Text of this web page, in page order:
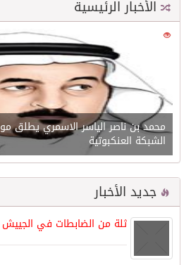
الأخبار الرئيسية
21548
محمد بن ناصر الياسر الاسمري
الشبكة العنكبوتية
جديد الأخبار
ثلة من الضابطات في الجييش